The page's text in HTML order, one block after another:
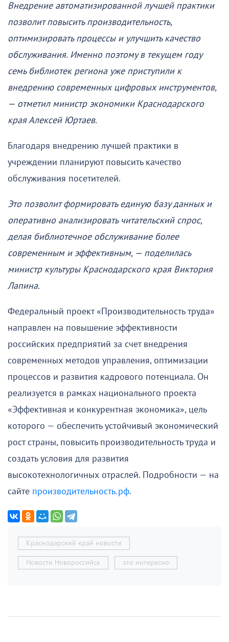
Внедрение автоматизированной лучшей практики
позволит повысить производительность,
оптимизировать процессы и улучшить качество
обслуживания. Именно поэтому в текущем году
семь библиотек региона уже приступили к
внедрению современных цифровых инструментов,
— отметил министр экономики Краснодарского
края Алексей Юртаев.
Благодаря внедрению лучшей практики в
учреждении планируют повысить качество
обслуживания посетителей.
Это позволит формировать единую базу данных и
оперативно анализировать читательский спрос,
делая библиотечное обслуживание более
современным и эффективным, — поделилась
министр культуры Краснодарского края Виктория
Лапина.
Федеральный проект «Производительность труда»
направлен на повышение эффективности
российских предприятий за счет внедрения
современных методов управления, оптимизации
процессов и развития кадрового потенциала. Он
реализуется в рамках национального проекта
«Эффективная и конкурентная экономика», цель
которого — обеспечить устойчивый экономический
рост страны, повысить производительность труда и
создать условия для развития
высокотехнологичных отраслей. Подробности — на
сайте производительность.рф.
Краснодарский край новости
Новости Новороссийск это интересно